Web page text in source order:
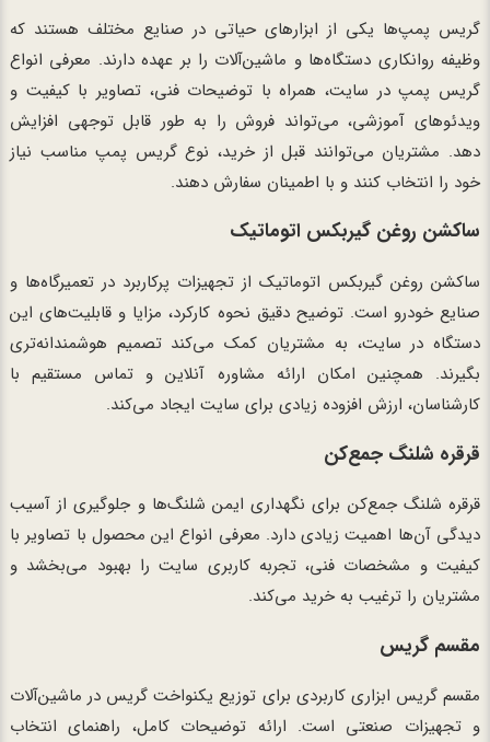
گریس پمپ‌ها یکی از ابزارهای حیاتی در صنایع مختلف هستند که
وظیفه روانکاری دستگاه‌ها و ماشین‌آلات را بر عهده دارند. معرفی انواع
گریس پمپ در سایت، همراه با توضیحات فنی، تصاویر با کیفیت و
ویدئوهای آموزشی، می‌تواند فروش را به طور قابل توجهی افزایش
دهد. مشتریان می‌توانند قبل از خرید، نوع گریس پمپ مناسب نیاز
خود را انتخاب کنند و با اطمینان سفارش دهند.
ساکشن روغن گیربکس اتوماتیک
ساکشن روغن گیربکس اتوماتیک از تجهیزات پرکاربرد در تعمیرگاه‌ها و
صنایع خودرو است. توضیح دقیق نحوه کارکرد، مزایا و قابلیت‌های این
دستگاه در سایت، به مشتریان کمک می‌کند تصمیم هوشمندانه‌تری
بگیرند. همچنین امکان ارائه مشاوره آنلاین و تماس مستقیم با
کارشناسان، ارزش افزوده زیادی برای سایت ایجاد می‌کند.
قرقره شلنگ جمع‌کن
قرقره شلنگ جمع‌کن برای نگهداری ایمن شلنگ‌ها و جلوگیری از آسیب
دیدگی آن‌ها اهمیت زیادی دارد. معرفی انواع این محصول با تصاویر با
کیفیت و مشخصات فنی، تجربه کاربری سایت را بهبود می‌بخشد و
مشتریان را ترغیب به خرید می‌کند.
مقسم گریس
مقسم گریس ابزاری کاربردی برای توزیع یکنواخت گریس در ماشین‌آلات
و تجهیزات صنعتی است. ارائه توضیحات کامل، راهنمای انتخاب